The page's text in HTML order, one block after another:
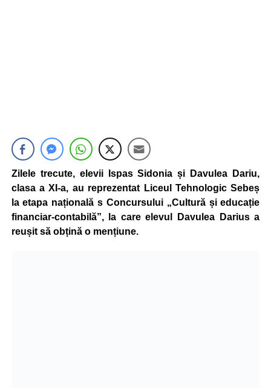
Zilele trecute, elevii Ispas Sidonia și Davulea Dariu,
clasa a XI-a, au reprezentat Liceul Tehnologic Sebeș
la etapa națională s Concursului „Cultură și educație
financiar-contabilă”, la care elevul Davulea Darius a
reușit să obțină o mențiune.